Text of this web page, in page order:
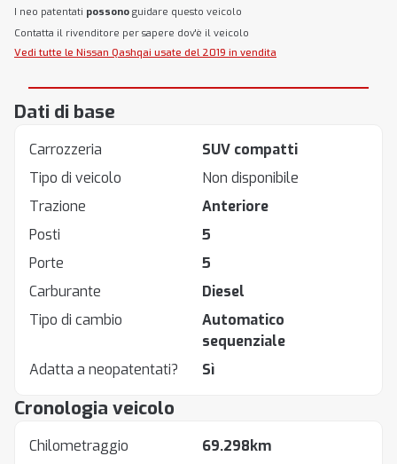
I neo patentati possono guidare questo veicolo
Contatta il rivenditore per sapere dov'è il veicolo
Vedi tutte le Nissan Qashqai usate del 2019 in vendita
Dati di base
Carrozzeria
SUV compatti
Tipo di veicolo
Non disponibile
Trazione
Anteriore
Posti
5
Porte
5
Carburante
Diesel
Tipo di cambio
Automatico
sequenziale
Adatta a neopatentati?
Sì
Cronologia veicolo
Chilometraggio
69.298km